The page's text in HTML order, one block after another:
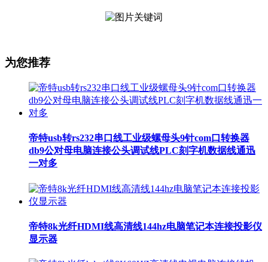
为您推荐
帝特usb转rs232串口线工业级螺母头9针com口转换器
db9公对母电脑连接公头调试线PLC刻字机数据线通迅
一对多
帝特8k光纤HDMI线高清线144hz电脑笔记本连接投影仪
显示器